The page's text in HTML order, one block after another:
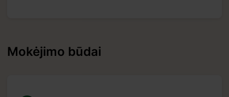
Mokėjimo būdai